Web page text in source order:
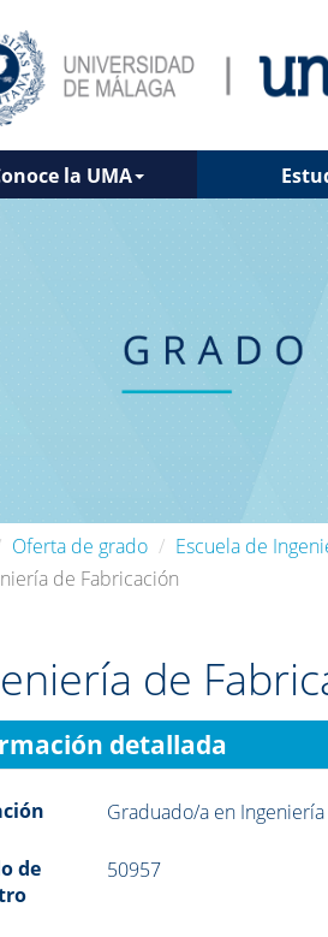
la UMA
Oferta de grado Escuela de
de Fabricación
de
detallada
Graduado/a en
de
50957